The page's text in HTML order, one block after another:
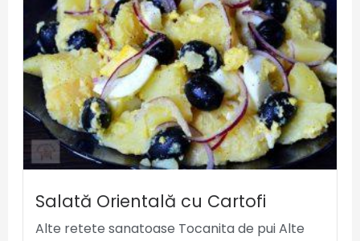
Salată Orientală cu Cartofi
Alte retete sanatoase Tocanita de pui Alte